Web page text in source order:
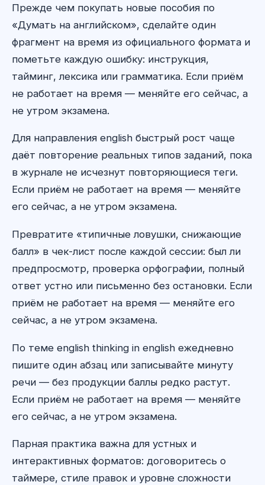
Прежде чем покупать новые пособия по
«Думать на английском», сделайте один
фрагмент на время из официального формата и
пометьте каждую ошибку: инструкция,
тайминг, лексика или грамматика. Если приём
не работает на время — меняйте его сейчас, а
не утром экзамена.
Для направления english быстрый рост чаще
даёт повторение реальных типов заданий, пока
в журнале не исчезнут повторяющиеся теги.
Если приём не работает на время — меняйте
его сейчас, а не утром экзамена.
Превратите «типичные ловушки, снижающие
балл» в чек-лист после каждой сессии: был ли
предпросмотр, проверка орфографии, полный
ответ устно или письменно без остановки. Если
приём не работает на время — меняйте его
сейчас, а не утром экзамена.
По теме english thinking in english ежедневно
пишите один абзац или записывайте минуту
речи — без продукции баллы редко растут.
Если приём не работает на время — меняйте
его сейчас, а не утром экзамена.
Парная практика важна для устных и
интерактивных форматов: договоритесь о
таймере, стиле правок и уровне сложности